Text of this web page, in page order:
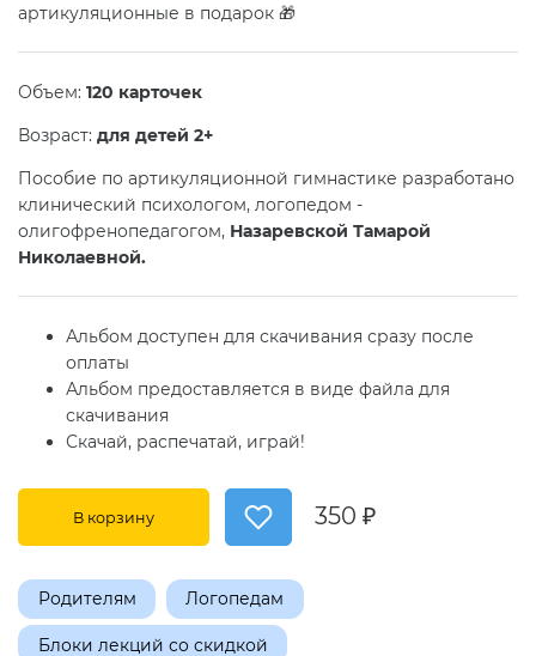
артикуляционные в подарок 🎁
Объем: 120 карточек
Возраст: для детей 2+
Пособие по артикуляционной гимнастике разработано
клинический психологом, логопедом -
олигофренопедагогом, Назаревской Тамарой
Николаевной.
Альбом доступен для скачивания сразу после
оплаты
Альбом предоставляется в виде файла для
скачивания
Скачай, распечатай, играй!
В корзину 350 ₽
Родителям Логопедам
Блоки лекций со скидкой